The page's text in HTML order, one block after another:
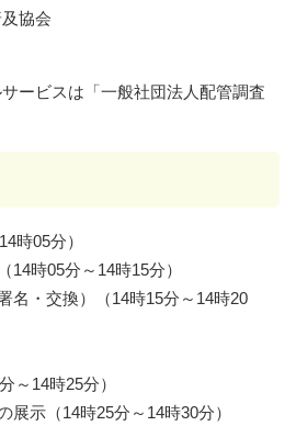
協会
ービスは「一般社団法人配管調査
時05分）
14時05分～14時15分）
名・交換）（14時15分～14時20
～14時25分）
展示（14時25分～14時30分）